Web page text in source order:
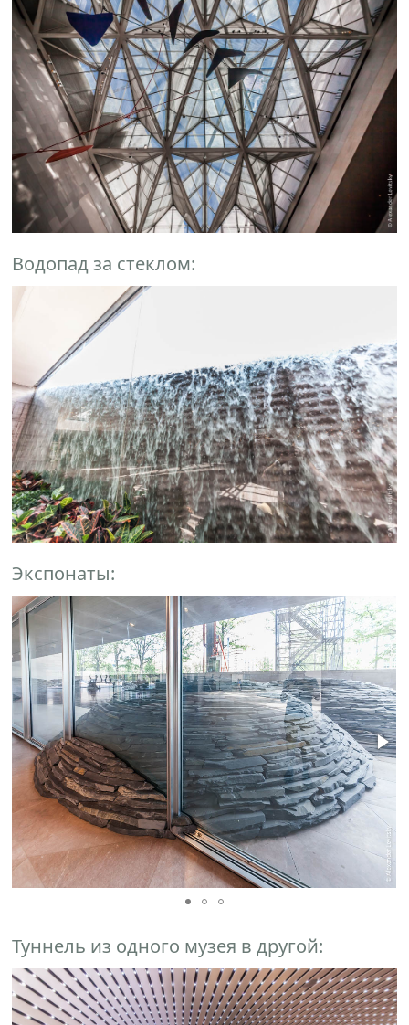
Водопад за стеклом:
Экспонаты:
Туннель из одного музея в другой: